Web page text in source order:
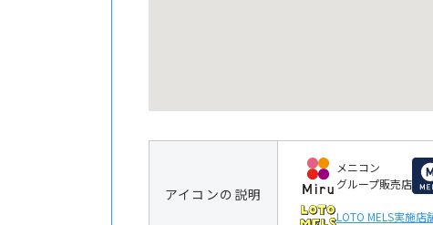
アイコンの説明
メニコン
グループ販売店
LOTO MELS実施店